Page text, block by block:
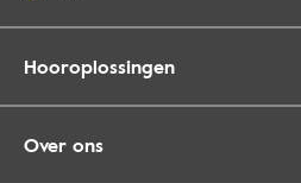
Hooroplossingen
Over ons